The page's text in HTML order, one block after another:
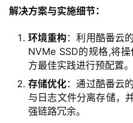
解决方案与实施细节：
环境重构：利用酷番云
NVMe SSD的规格,将
方最佳实践进行预配置。
存储优化：通过酷番云
与日志文件分离存储，
强链路冗余。